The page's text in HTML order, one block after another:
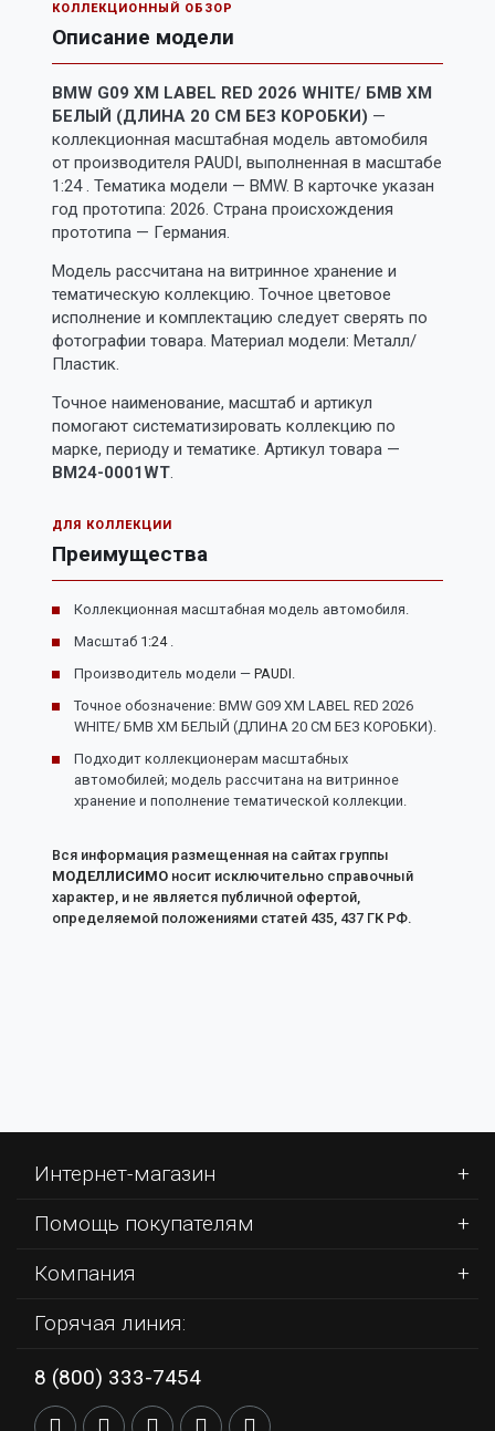
КОЛЛЕКЦИОННЫЙ ОБЗОР
Описание модели
BMW G09 XM LABEL RED 2026 WHITE/ БМВ ХМ
БЕЛЫЙ (ДЛИНА 20 СМ БЕЗ КОРОБКИ) —
коллекционная масштабная модель автомобиля
от производителя PAUDI, выполненная в масштабе
1:24 . Тематика модели — BMW. В карточке указан
год прототипа: 2026. Страна происхождения
прототипа — Германия.
Модель рассчитана на витринное хранение и
тематическую коллекцию. Точное цветовое
исполнение и комплектацию следует сверять по
фотографии товара. Материал модели: Металл/
Пластик.
Точное наименование, масштаб и артикул
помогают систематизировать коллекцию по
марке, периоду и тематике. Артикул товара —
BM24-0001WT.
ДЛЯ КОЛЛЕКЦИИ
Преимущества
Коллекционная масштабная модель автомобиля.
Масштаб 1:24 .
Производитель модели — PAUDI.
Точное обозначение: BMW G09 XM LABEL RED 2026
WHITE/ БМВ ХМ БЕЛЫЙ (ДЛИНА 20 СМ БЕЗ КОРОБКИ).
Подходит коллекционерам масштабных
автомобилей; модель рассчитана на витринное
хранение и пополнение тематической коллекции.
Вся информация размещенная на сайтах группы
МОДЕЛЛИСИМО носит исключительно справочный
характер, и не является публичной офертой,
определяемой положениями статей 435, 437 ГК РФ.
Интернет-магазин
Помощь покупателям
Компания
Горячая линия:
8 (800) 333-7454